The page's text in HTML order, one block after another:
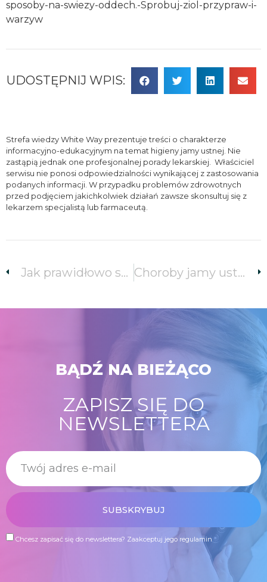
sposoby-na-swiezy-oddech.-Sprobuj-ziol-przypraw-i-
warzyw
UDOSTĘPNIJ WPIS:
Strefa wiedzy White Way prezentuje treści o charakterze
informacyjno-edukacyjnym na temat higieny jamy ustnej. Nie
zastąpią jednak one profesjonalnej porady lekarskiej. Właściciel
serwisu nie ponosi odpowiedzialności wynikającej z zastosowania
podanych informacji. W przypadku problemów zdrowotnych
przed podjęciem jakichkolwiek działań zawsze skonsultuj się z
lekarzem specjalistą lub farmaceutą.
Jak prawidłowo szczotkować zęby szczoteczką soniczną? Choroby jamy ustnej – czy mogą być niebezpieczne?
BĄDŹ NA BIEŻĄCO
ZAPISZ SIĘ DO
NEWSLETTERA
Chcesz zapisać się do newslettera? Zaakceptuj jego regulamin
SUBSKRYBUJ